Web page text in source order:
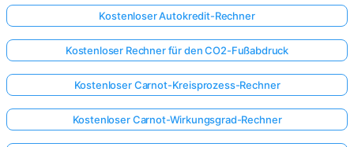
Kostenloser Autokredit-Rechner
Kostenloser Rechner für den CO2-Fußabdruck
Kostenloser Carnot-Kreisprozess-Rechner
Kostenloser Carnot-Wirkungsgrad-Rechner